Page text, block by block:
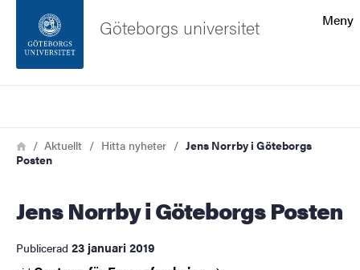
Sidfoten
Om webbplatsen
Meny
Göteborgs universitet
Länkstig
HemAktuellt Hitta nyheter
Jens Norrby i Göteborgs
Posten
Jens Norrby i Göteborgs Posten
Publicerad 23 januari 2019